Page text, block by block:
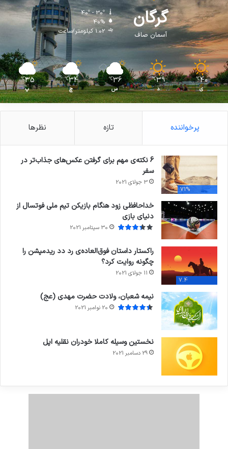
گرگان
آسمان صاف
40º - 30º
40%
1.02 کیلومتر/ساعت
40
℃
ی
39
℃
د
36
℃
س
34
℃
چ
35
℃
پ
پرخواننده تازه نظرها
71%
6 نکته‌ی مهم برای گرفتن عکس‌های جذاب‌تر در
سفر
3 جولای 2021
خداحافظی زود هنگام بازیکن تیم ملی فوتسال از
دنیای بازی
30 سپتامبر 2021
7.4
راکستار داستان فوق‌العاده‌ی رد دد ریدمپشن را
چگونه روایت کرد؟
11 جولای 2021
نیمه شعبان، ولادت حضرت مهدی (عج)
20 نوامبر 2021
نخستین وسیله کاملا خودران نقلیه اپل
29 دسامبر 2021